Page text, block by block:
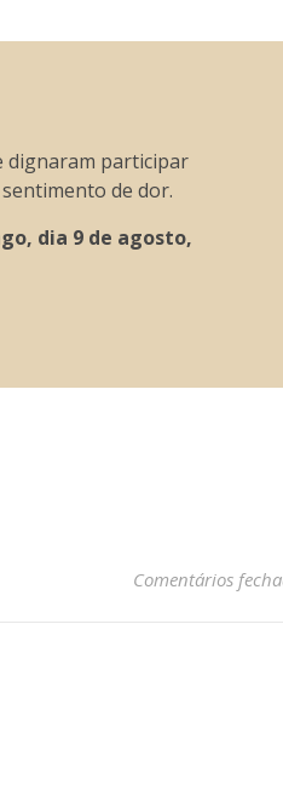
dignaram participar
de dor.
dia 9 de agosto,
Comentários